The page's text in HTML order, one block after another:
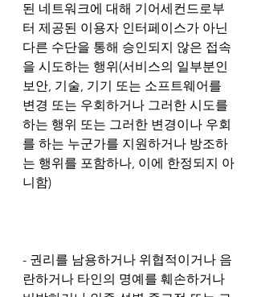
된 네트워크에 대해 기어세컨드로부
터 제공된 이용자 인터페이스가 아닌
다른 수단을 통해 승인되지 않은 접속
을 시도하는 행위(서비스의 일부분인
보안, 기술, 기기 또는 소프트웨어를
변경 또는 우회하거나 그러한 시도를
하는 행위 또는 그러한 변경이나 우회
를 하는 누군가를 지원하거나 방조하
는 행위를 포함하나, 이에 한정되지 아
니함)
- 권리를 남용하거나 위협적이거나 음
란하거나 타인의 명예를 훼손하거나